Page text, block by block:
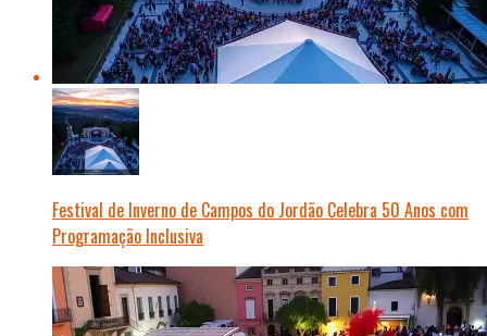
Festival de Inverno de Campos do Jordão Celebra 50 Anos com
Programação Inclusiva